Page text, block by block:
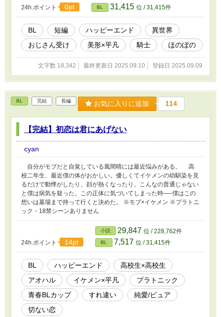
24h.ポイント 0pt BL 31,415 位 / 31,415件
BL 短編 ハッピーエンド
異世界
おじさん受け
美形×平凡 騎士 ほのぼの
文字数 18,342 最終更新日 2025.09.10 登録日 2025.09.09
BL 完結 長編 お気に入りに追加 114
【完結】初恋は君にあげない
cyan
自分がモブだと自覚している風間晴には最近悩みがある。 高
校二年生、最近僕の体がおかしい。優しくてイケメンの幼馴染を見
るだけで動悸がしたり、顔が熱くなったり。こんなの普通じゃない
と僕は病気を疑った。この正体に気づいてしまった時──僕はこの
想いは墓場まで持って行くと決めた。 ※モブ×イケメン ※プラトニ
ック・18禁シーンありません
24h.ポイント 14pt
小説 29,847 位 / 228,762件
BL 7,517 位 / 31,415件
BL ハッピーエンド
高校生×高校生
アオハル
イケメン×平凡
プラトニック
青春BLカップ​
すれ違い
純愛/ピュア
切ない恋